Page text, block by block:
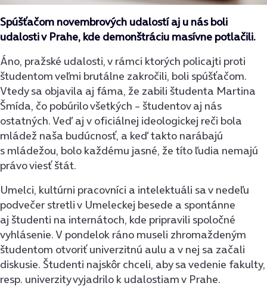
Spúšťačom novembrových udalostí aj u nás boli
udalosti v Prahe, kde demonštráciu masívne potlačili.
Áno, pražské udalosti, v rámci ktorých policajti proti
študentom veľmi brutálne zakročili, boli spúšťačom.
Vtedy sa objavila aj fáma, že zabili študenta Martina
Šmída, čo pobúrilo všetkých – študentov aj nás
ostatných. Veď aj v oficiálnej ideologickej reči bola
mládež naša budúcnosť, a keď takto narábajú
s mládežou, bolo každému jasné, že títo ľudia nemajú
právo viesť štát.
Umelci, kultúrni pracovníci a intelektuáli sa v nedeľu
podvečer stretli v Umeleckej besede a spontánne
aj študenti na internátoch, kde pripravili spoločné
vyhlásenie. V pondelok ráno museli zhromaždeným
študentom otvoriť univerzitnú aulu a v nej sa začali
diskusie. Študenti najskôr chceli, aby sa vedenie fakulty,
resp. univerzity vyjadrilo k udalostiam v Prahe.